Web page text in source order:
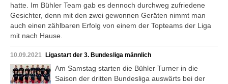
hatte. Im Bühler Team gab es dennoch durchweg zufriedene
Gesichter, denn mit den zwei gewonnen Geräten nimmt man
auch einen zählbaren Erfolg von einem der Topteams der Liga
mit nach Hause.
10.09.2021 Ligastart der 3. Bundesliga männlich
Am Samstag starten die Bühler Turner in die
Saison der dritten Bundesliga auswärts bei der